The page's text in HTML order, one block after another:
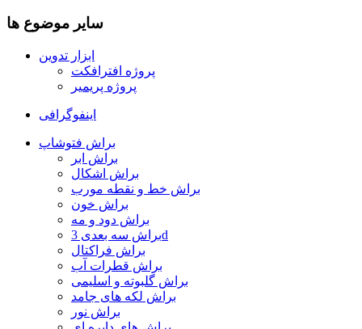
سایر موضوع ها
ابزار تدوین
پروژه افترافکت
پروژه پریمیر
اینفوگرافی
براش فتوشاپ
براش ابر
براش اشکال
براش خط و نقطه مورب
براش خون
براش دود و مه
براش سه بعدی 3d
براش فراکتال
براش قطرات آب
براش گلبوته و اسلیمی
براش لکه های جامد
براش نور